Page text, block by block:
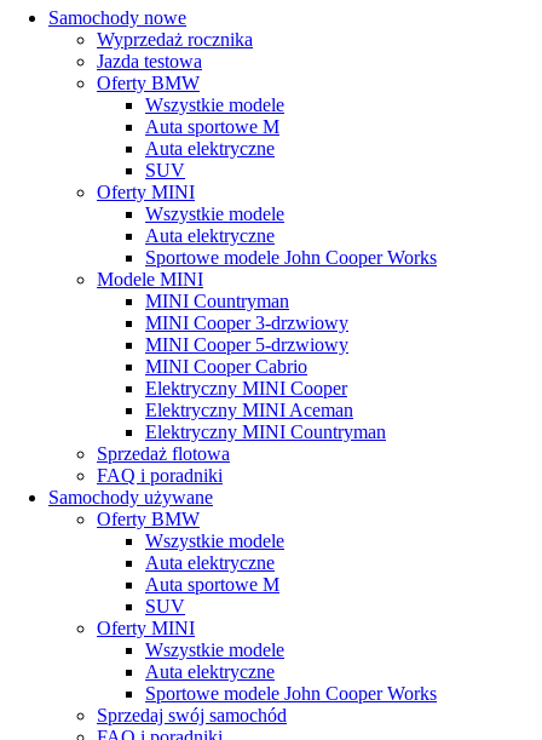
Samochody nowe
Wyprzedaż rocznika
Jazda testowa
Oferty BMW
Wszystkie modele
Auta sportowe M
Auta elektryczne
SUV
Oferty MINI
Wszystkie modele
Auta elektryczne
Sportowe modele John Cooper Works
Modele MINI
MINI Countryman
MINI Cooper 3-drzwiowy
MINI Cooper 5-drzwiowy
MINI Cooper Cabrio
Elektryczny MINI Cooper
Elektryczny MINI Aceman
Elektryczny MINI Countryman
Sprzedaż flotowa
FAQ i poradniki
Samochody używane
Oferty BMW
Wszystkie modele
Auta elektryczne
Auta sportowe M
SUV
Oferty MINI
Wszystkie modele
Auta elektryczne
Sportowe modele John Cooper Works
Sprzedaj swój samochód